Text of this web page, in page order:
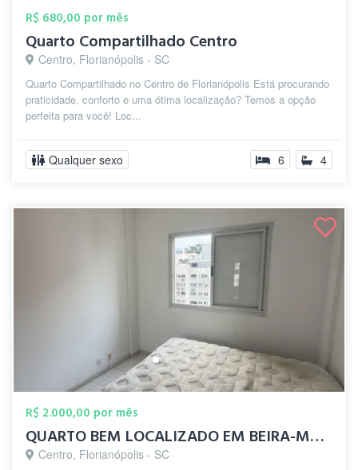
R$ 680,00 por mês
Quarto Compartilhado Centro
Centro, Florianópolis - SC
Quarto Compartilhado no Centro de Florianópolis Está procurando
praticidade, conforto e uma ótima localização? Temos a opção
perfeita para você! Loc...
Qualquer sexo 6 4
R$ 2.000,00 por mês
QUARTO BEM LOCALIZADO EM BEIRA-MAR CENTR...
Centro, Florianópolis - SC